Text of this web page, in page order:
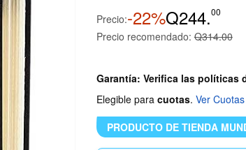
Precio:-22%Q244.00
Precio recomendado: Q314.00
Garantía: Verifica las políticas
Elegible para cuotas. Ver
PRODUCTO DE TIENDA